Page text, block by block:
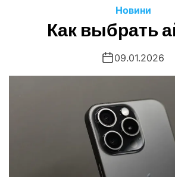
Новини
Как выбрать
09.01.2026